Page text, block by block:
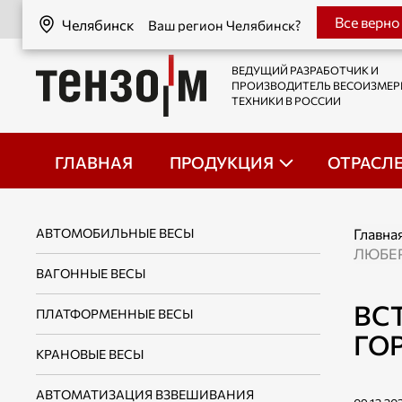
Челябинск Ваш регион Челябинск?
Челябинск Все верно
ВЕДУЩИЙ РАЗРАБОТЧИК И
ПРОИЗВОДИТЕЛЬ
ТЕХНИКИ В РОССИИ
ГЛАВНАЯ ПРОДУКЦИЯ
АВТОМОБИЛЬНЫЕ ВЕСЫ
ВАГОННЫЕ ВЕСЫ
ПЛАТФОРМЕННЫЕ ВЕСЫ
КРАНОВЫЕ ВЕСЫ
АВТОМАТИЗАЦИЯ ВЗВЕШИВАНИЯ